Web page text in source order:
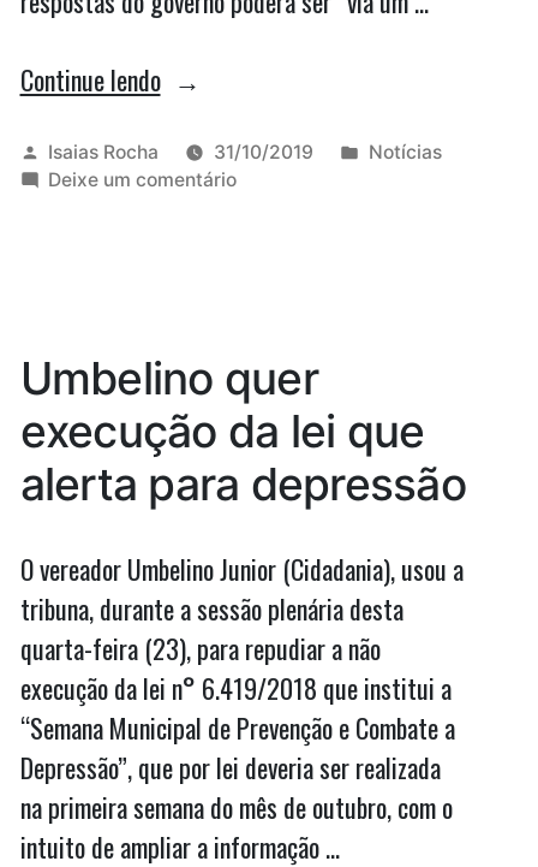
Continue lendo“‘Atentado
democracia’,
diz
AI5’”
Publicado
por
Isaias Rocha 31/10/2019
Publicado
Notícias
Deixe um comentárioem
‘novo
AI5’
Umbelino quer
execução da lei que
alerta para depressão
O vereador Umbelino Junior (Cidadania), usou a
tribuna, durante a sessão plenária desta
quarta-feira (23), para repudiar a não
execução da lei n° 6.419/2018 que institui a
“Semana Municipal de Prevenção e Combate a
Depressão”, que por lei deveria ser realizada
na primeira semana do mês de outubro, com o
intuito de ampliar a informação …